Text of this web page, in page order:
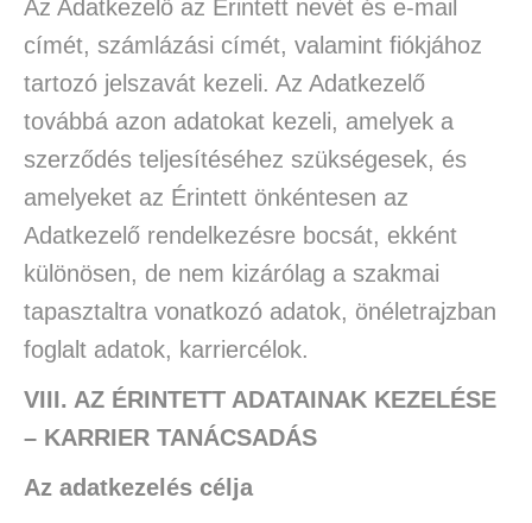
Az Adatkezelő az Érintett nevét és e-mail
címét, számlázási címét, valamint fiókjához
tartozó jelszavát kezeli. Az Adatkezelő
továbbá azon adatokat kezeli, amelyek a
szerződés teljesítéséhez szükségesek, és
amelyeket az Érintett önkéntesen az
Adatkezelő rendelkezésre bocsát, ekként
különösen, de nem kizárólag a szakmai
tapasztaltra vonatkozó adatok, önéletrajzban
foglalt adatok, karriercélok.
VIII. AZ ÉRINTETT ADATAINAK KEZELÉSE
– KARRIER TANÁCSADÁS
Az adatkezelés célja